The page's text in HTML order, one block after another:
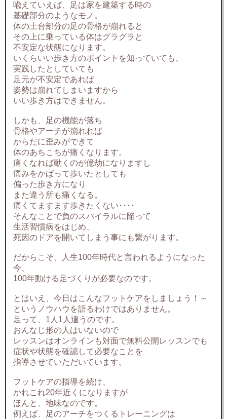
喩えていえば、足は家を建築する時の
基礎部分のようなモノ。
体の土台部分の足の骨格が崩れると
その上に乗っている体はグラグラと
不安定な状態になります。
いくらいい歩き方のポイントを知っていても、
実践したとしていても
足元が不安定であれば
姿勢は崩れてしまいますから
いい歩き方はできません。
しかも、足の機能が落ち
骨格やアーチが崩れれば
からだに歪みができて
体のあちこちが痛くなります。
痛くなれば動くのが億劫になりますし
痛みをかばって歩いたとしても
偏った歩き方になり
また違う所も痛くなる。
痛くてますます歩きたくない‥‥
そんなことで負のスパイラルに陥って
生活習慣病をはじめ、
死因のドアを開いてしまう事にも繋がります。
だからこそ、人生100年時代と言われるようになった
今、
100年動ける足づくりが必要なのです。
とはいえ、今日はこんなフットケアをしましょう！～
というノウハウを語るわけではありません。
足って、1人1人違うのです。
おんなじ形の人はいないので
レッスンはオンラインも対面で無料公開レッスンでも
症状や状態を確認して必要なことを
指導させていただいています。
フットケアの指導を続け、
かれこれ20年近くになりますが
ほんと、地味なのです。
例えば、足のアーチをつくるトレーニングは